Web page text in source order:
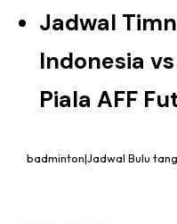
Jadwal
Indonesia
Piala AFF
badminton|Jadwal Bulu